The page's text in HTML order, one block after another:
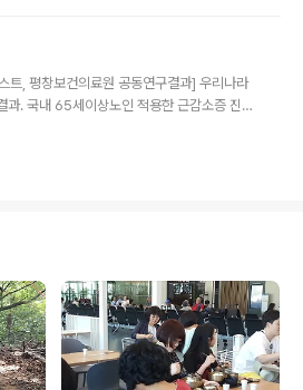
트, 평창보건의료원 공동연구결과] 우리나라
. 국내 65세이상노인 적용한 근감소증 진단
분검사를 해야 알수 있..